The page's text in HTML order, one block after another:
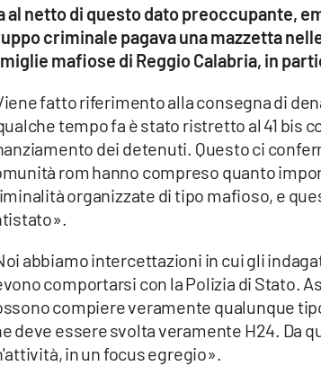
al netto di questo dato preoccupante,
criminale pagava una mazzetta
mafiose di Reggio Calabria, in
fatto riferimento alla consegna di
tempo fa è stato ristretto al 41 bis
dei detenuti. Questo ci
rom hanno compreso quanto
organizzate di tipo mafioso, e
abbiamo intercettazioni in cui gli
comportarsi con la Polizia di Stato.
compiere veramente qualunque
deve essere svolta veramente H24. Da
in un focus egregio».